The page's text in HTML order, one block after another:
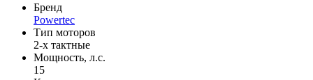
Бренд
Powertec
Тип моторов
2-х тактные
Мощность, л.с.
15